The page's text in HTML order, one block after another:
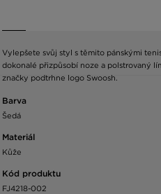
Vylepšete svůj styl s těmito pánskými
dokonalé přizpůsobí noze a polstrovaný
značky podtrhne logo Swoosh.
Barva
Šedá
Materiál
Kůže
Kód produktu
FJ4218-002